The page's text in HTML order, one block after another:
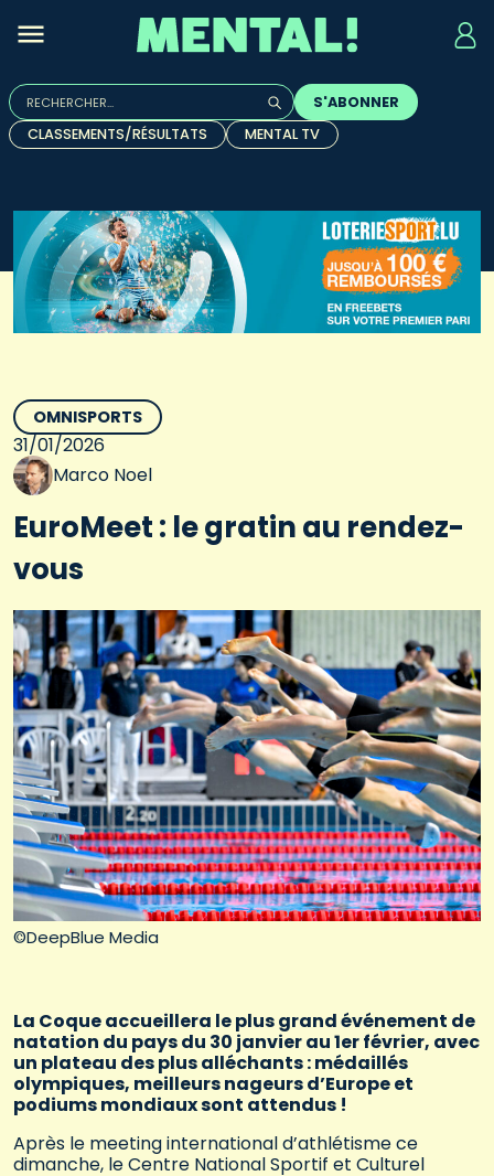
Rechercher :
Quand les résultats de l'auto-complétion sont
S'ABONNER
CLASSEMENTS/RÉSULTATS
MENTAL TV
©DeepBlue Media
OMNISPORTS
31/01/2026
Marco Noel
EuroMeet : le gratin au rendez-
vous
La Coque accueillera le plus grand événement de
natation du pays du 30 janvier au 1er février, avec
un plateau des plus alléchants : médaillés
olympiques, meilleurs nageurs d’Europe et
podiums mondiaux sont attendus !
Après le meeting international d’athlétisme ce
dimanche, le Centre National Sportif et Culturel